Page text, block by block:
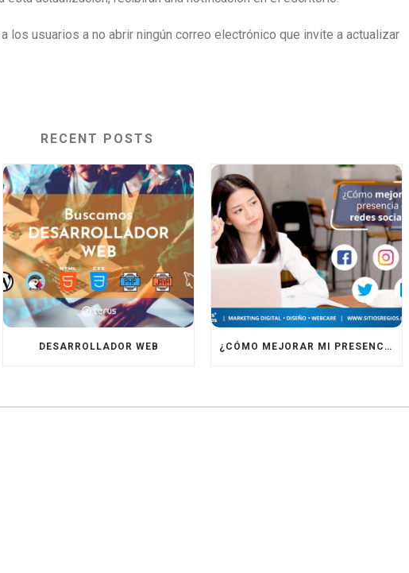
los usuarios a no abrir ningún correo electrónico que invite a actualizar
RECENT POSTS
DESARROLLADOR WEB ¿CÓMO MEJORAR MI PRESENCIA EN REDES SOCIALES?